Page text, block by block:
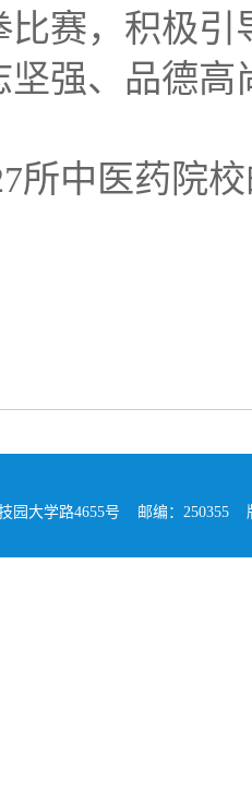
比赛，积极
坚强、品德
所中医药院
园大学路4655号 邮编：250355